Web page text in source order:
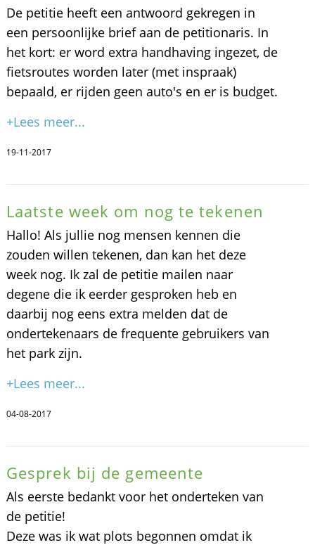
De petitie heeft een antwoord gekregen in
een persoonlijke brief aan de petitionaris. In
het kort: er word extra handhaving ingezet, de
fietsroutes worden later (met inspraak)
bepaald, er rijden geen auto's en er is budget.
+Lees meer...
19-11-2017
Laatste week om nog te tekenen
Hallo! Als jullie nog mensen kennen die
zouden willen tekenen, dan kan het deze
week nog. Ik zal de petitie mailen naar
degene die ik eerder gesproken heb en
daarbij nog eens extra melden dat de
ondertekenaars de frequente gebruikers van
het park zijn.
+Lees meer...
04-08-2017
Gesprek bij de gemeente
Als eerste bedankt voor het onderteken van
de petitie!
Deze was ik wat plots begonnen omdat ik